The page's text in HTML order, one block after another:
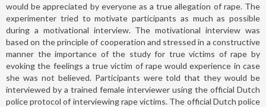
would be appreciated by everyone as a true allegation of rape. The
experimenter tried to motivate participants as much as possible
during a motivational interview. The motivational interview was
based on the principle of cooperation and stressed in a constructive
manner the importance of the study for true victims of rape by
evoking the feelings a true victim of rape would experience in case
she was not believed. Participants were told that they would be
interviewed by a trained female interviewer using the official Dutch
police protocol of interviewing rape victims. The official Dutch police